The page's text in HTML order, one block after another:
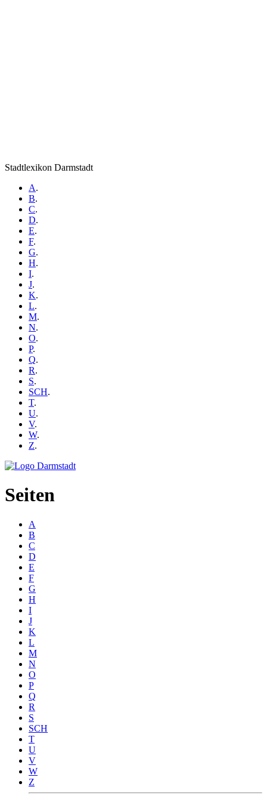
Stadtlexikon Darmstadt
A.
B.
C.
D.
E.
F.
G.
H.
I.
J.
K.
L.
M.
N.
O.
P.
Q.
R.
S.
SCH.
T.
U.
V.
W.
Z.
Seiten
A
B
C
D
E
F
G
H
I
J
K
L
M
N
O
P
Q
R
S
SCH
T
U
V
W
Z